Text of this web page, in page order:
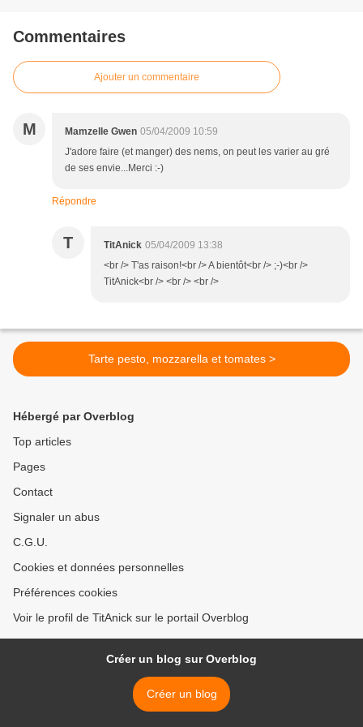
Commentaires
Ajouter un commentaire
M Mamzelle Gwen 05/04/2009 10:59
J'adore faire (et manger) des nems, on peut les varier au gré
de ses envie...Merci :-)
Répondre
T TitAnick 05/04/2009 13:38
<br /> T'as raison!<br /> A bientôt<br /> ;-)<br />
TitAnick<br /> <br /> <br />
Tarte pesto, mozzarella et tomates >
Hébergé par Overblog
Top articles
Pages
Contact
Signaler un abus
C.G.U.
Cookies et données personnelles
Préférences cookies
Voir le profil de TitAnick sur le portail Overblog
Créer un blog sur Overblog
Créer un blog